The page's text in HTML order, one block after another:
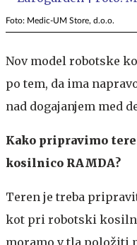
Foto: Medic-UM Store, d.o.o.
Nov model robotske
po tem, da ima
nad dogajanjem med
Kako pripravimo
kosilnico RAMDA?
Teren je treba
kot pri robotski